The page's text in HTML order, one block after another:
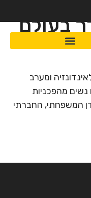
בעולם
ומערב
מהפכניות
המשפחתי, החברתי